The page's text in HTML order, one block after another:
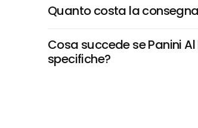
Quanto costa la
Cosa succede se Panini
specifiche?